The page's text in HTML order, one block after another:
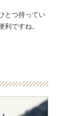
とつ持ってい
ですね。